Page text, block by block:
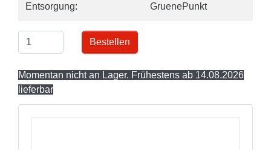
Entsorgung: GruenePunkt
Bestellen
Momentan nicht an Lager. Frühestens ab 14.08.2026
lieferbar